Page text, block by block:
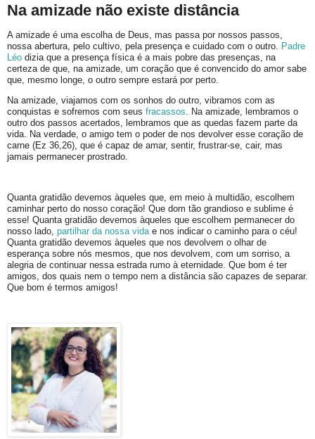
Na amizade não existe distância
A amizade é uma escolha de Deus, mas passa por nossos passos,
nossa abertura, pelo cultivo, pela presença e cuidado com o outro.
Padre
Léo dizia que a presença física é a mais pobre das presenças, na
certeza de que, na amizade, um coração que é convencido do amor sabe
que, mesmo longe, o outro sempre estará por perto.
Na amizade, viajamos com os sonhos do outro, vibramos com as
conquistas e sofremos com seus fracassos . Na amizade, lembramos o
outro dos passos acertados, lembramos que as quedas fazem parte da
vida. Na verdade, o amigo tem o poder de nos devolver esse coração de
carne (Ez 36,26), que é capaz de amar, sentir, frustrar-se, cair, mas
jamais permanecer prostrado.
Quanta gratidão devemos àqueles que, em meio à multidão, escolhem
caminhar perto do nosso coração! Que dom tão grandioso e sublime é
esse! Quanta gratidão devemos àqueles que escolhem permanecer do
nosso lado, partilhar da nossa vida e nos indicar o caminho para o céu!
Quanta gratidão devemos àqueles que nos devolvem o olhar de
esperança sobre nós mesmos, que nos devolvem, com um sorriso, a
alegria de continuar nessa estrada rumo à eternidade. Que bom é ter
amigos, dos quais nem o tempo nem a distância são capazes de separar.
Que bom é termos amigos!